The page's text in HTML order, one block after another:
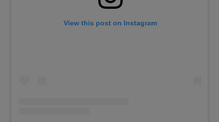
View this post on Instagram